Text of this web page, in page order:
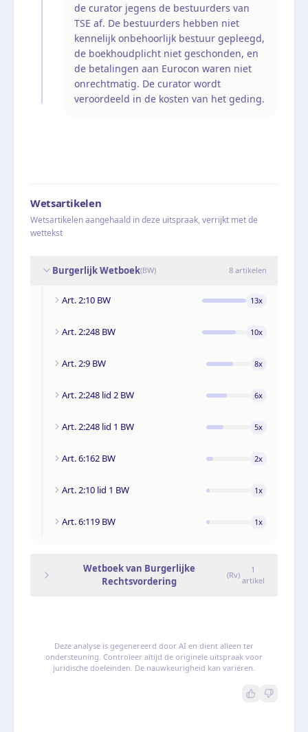
de curator jegens de bestuurders van
TSE af. De bestuurders hebben niet
kennelijk onbehoorlijk bestuur gepleegd,
de boekhoudplicht niet geschonden, en
de betalingen aan Eurocon waren niet
onrechtmatig. De curator wordt
veroordeeld in de kosten van het geding.
Wetsartikelen
Wetsartikelen aangehaald in deze uitspraak, verrijkt met de
wettekst
Burgerlijk Wetboek(BW) 8 artikelen
Art. 2:10 BW 13x
Art. 2:248 BW 10x
Art. 2:9 BW 8x
Art. 2:248 lid 2 BW 6x
Art. 2:248 lid 1 BW 5x
Art. 6:162 BW 2x
Art. 2:10 lid 1 BW 1x
Art. 6:119 BW 1x
Wetboek van Burgerlijke
Rechtsvordering
(Rv)
1
artikel
Deze analyse is gegenereerd door AI en dient alleen ter
ondersteuning. Controleer altijd de originele uitspraak voor
juridische doeleinden. De nauwkeurigheid kan variëren.